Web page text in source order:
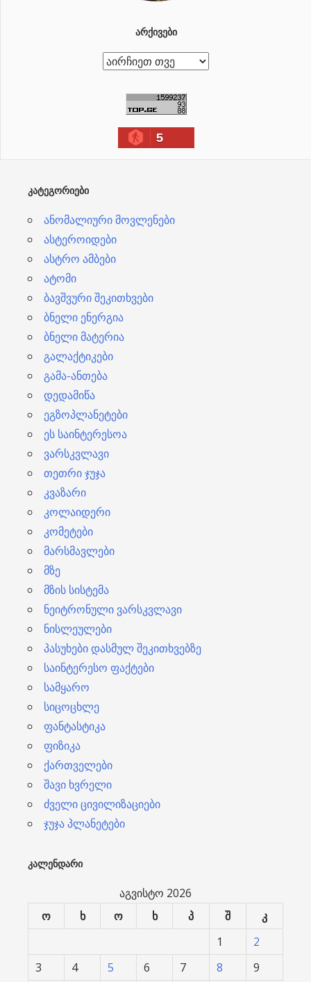
ᲐᲠᲥᲘᲕᲔᲑᲘ
ა
5
ᲙᲐᲢᲔᲒᲝᲠᲘᲔᲑᲘ
ანომალიური მოვლენები
ასტეროიდები
ასტრო ამბები
ატომი
ბავშვური შეკითხვები
ბნელი ენერგია
ბნელი მატერია
გალაქტიკები
გამა-ანთება
დედამიწა
ეგზოპლანეტები
ეს საინტერესოა
ვარსკვლავი
თეთრი ჯუჯა
კვაზარი
კოლაიდერი
კომეტები
მარსმავლები
მზე
მზის სისტემა
ნეიტრონული ვარსკვლავი
ნისლეულები
პასუხები დასმულ შეკითხვებზე
საინტერესო ფაქტები
სამყარო
სიცოცხლე
ფანტასტიკა
ფიზიკა
ქართველები
შავი ხვრელი
ძველი ცივილიზაციები
ჯუჯა პლანეტები
ᲙᲐᲚᲔᲜᲓᲐᲠᲘ
აგვისტო 2026
ო
ხ ო ხ პ შ
კ
1
2
3
4 5 6 7 8 9